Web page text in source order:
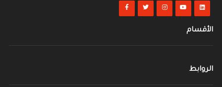
الأقسام
الروابط